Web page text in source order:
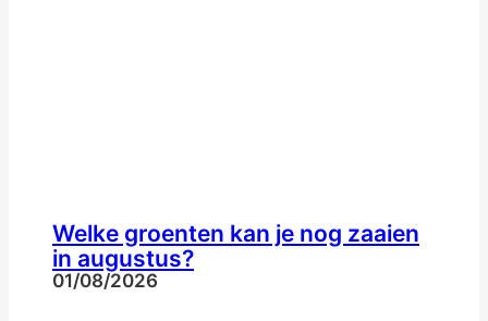
Welke groenten kan je nog zaaien
in augustus?
01/08/2026